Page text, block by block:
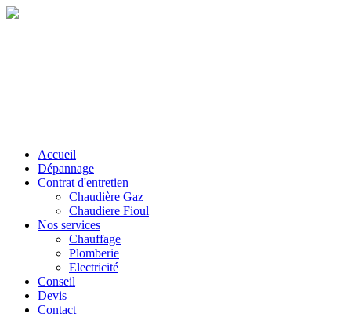
Accueil
Dépannage
Contrat d'entretien
Chaudière Gaz
Chaudiere Fioul
Nos services
Chauffage
Plomberie
Electricité
Conseil
Devis
Contact